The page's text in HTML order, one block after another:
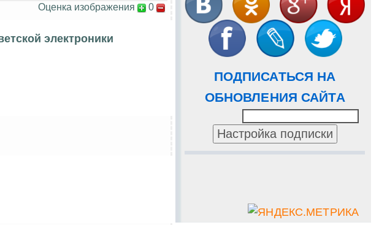
ПОДПИСАТЬСЯ НА
ОБНОВЛЕНИЯ САЙТА
Оценка изображения 0
электроники